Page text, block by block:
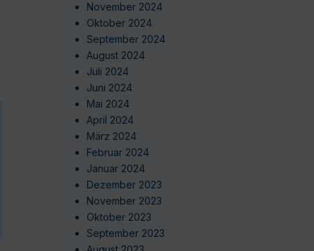
November 2024
Oktober 2024
September 2024
August 2024
Juli 2024
Juni 2024
Mai 2024
April 2024
März 2024
Februar 2024
Januar 2024
Dezember 2023
November 2023
Oktober 2023
September 2023